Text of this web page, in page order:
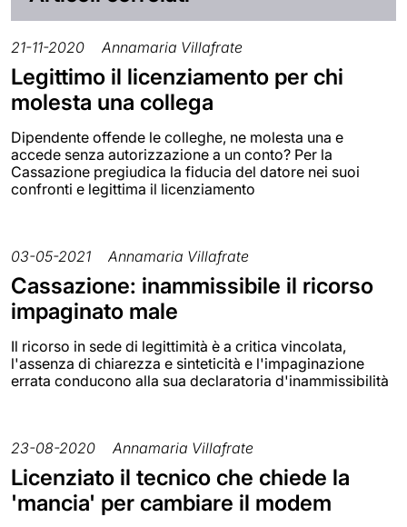
21-11-2020 Annamaria Villafrate
Legittimo il licenziamento per chi
molesta una collega
Dipendente offende le colleghe, ne molesta una e
accede senza autorizzazione a un conto? Per la
Cassazione pregiudica la fiducia del datore nei suoi
confronti e legittima il licenziamento
03-05-2021 Annamaria Villafrate
Cassazione: inammissibile il ricorso
impaginato male
Il ricorso in sede di legittimità è a critica vincolata,
l'assenza di chiarezza e sinteticità e l'impaginazione
errata conducono alla sua declaratoria d'inammissibilità
23-08-2020 Annamaria Villafrate
Licenziato il tecnico che chiede la
'mancia' per cambiare il modem